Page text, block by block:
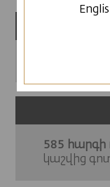
Հատուկ
585 հարգի
կաշվից